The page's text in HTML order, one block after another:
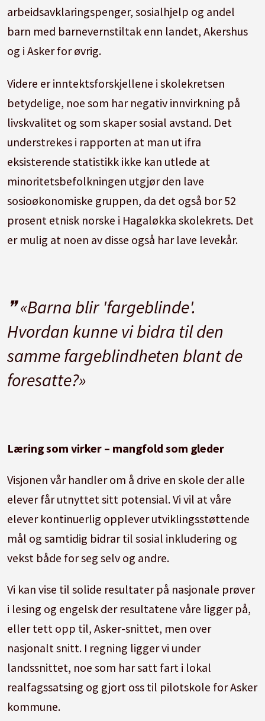
arbeidsavklaringspenger, sosialhjelp og andel
barn med barnevernstiltak enn landet, Akershus
og i Asker for øvrig.
Videre er inntektsforskjellene i skolekretsen
betydelige, noe som har negativ innvirkning på
livskvalitet og som skaper sosial avstand. Det
understrekes i rapporten at man ut ifra
eksisterende statistikk ikke kan utlede at
minoritetsbefolkningen utgjør den lave
sosioøkonomiske gruppen, da det også bor 52
prosent etnisk norske i Hagaløkka skolekrets. Det
er mulig at noen av disse også har lave levekår.
«Barna blir 'fargeblinde'.
Hvordan kunne vi bidra til den
samme fargeblindheten blant de
foresatte?»
Læring som virker – mangfold som gleder
Visjonen vår handler om å drive en skole der alle
elever får utnyttet sitt potensial. Vi vil at våre
elever kontinuerlig opplever utviklingsstøttende
mål og samtidig bidrar til sosial inkludering og
vekst både for seg selv og andre.
Vi kan vise til solide resultater på nasjonale prøver
i lesing og engelsk der resultatene våre ligger på,
eller tett opp til, Asker-snittet, men over
nasjonalt snitt. I regning ligger vi under
landssnittet, noe som har satt fart i lokal
realfagssatsing og gjort oss til pilotskole for Asker
kommune.